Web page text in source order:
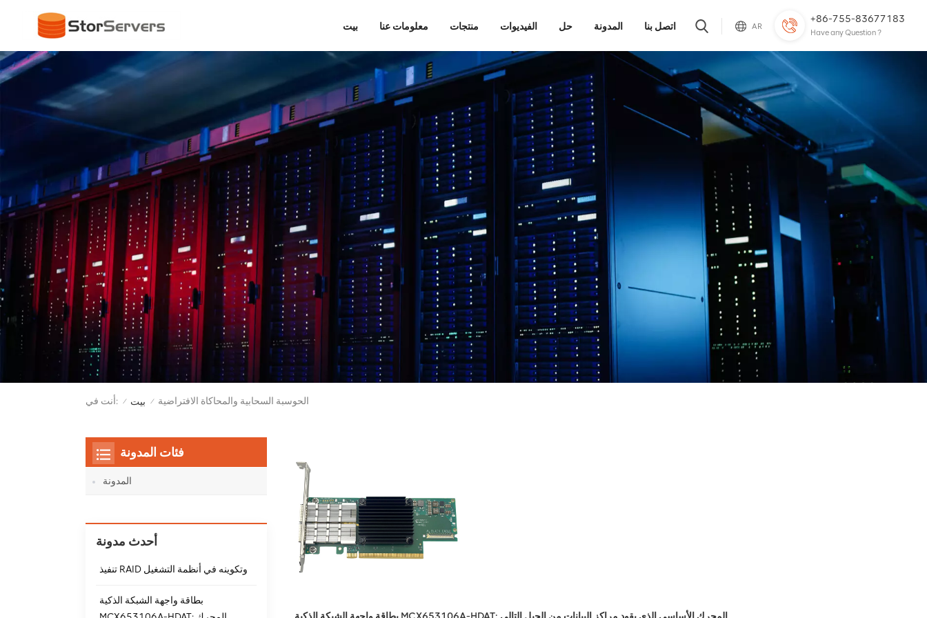
+86-755-83677183
Have any Question ?
AR بيت معلومات عنا منتجات الفيديوات حل المدونة اتصل بنا
أنت في: / بيت / الحوسبة السحابية والمحاكاة الافتراضية
فئات المدونة
المدونة
أحدث مدونة
تنفيذ RAID وتكوينه في أنظمة التشغيل
بطاقة واجهة الشبكة الذكية